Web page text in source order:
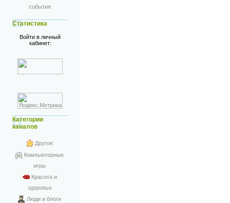
события
Статистика
Войти в личный
кабинет:
Категории
каналов
Другое
Компьютерные
игры
Красота и
здоровье
Люди и блоги